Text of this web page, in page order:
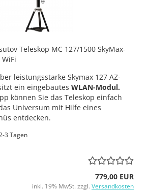
Teleskop MC 127/1500 SkyMax-
WiFi
leistungsstarke Skymax 127 AZ-
ein eingebautes WLAN-Modul.
können Sie das Teleskop einfach
Universum mit Hilfe eines
entdecken.
3 Tagen
779,00 EUR
inkl. 19% MwSt. zzgl. Versandkosten